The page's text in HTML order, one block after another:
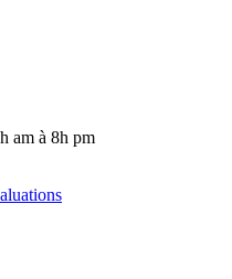
am à 8h pm